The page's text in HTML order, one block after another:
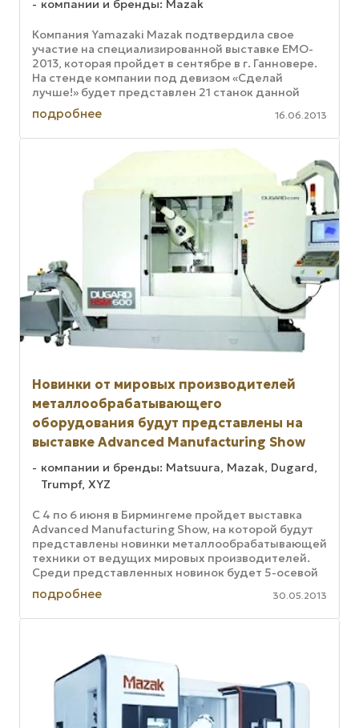
компании и бренды: Mazak
Компания Yamazaki Mazak подтвердила свое
участие на специализированной выставке EMO-
2013, которая пройдет в сентябре в г. Ганновере.
На стенде компании под девизом «Сделай
лучше!» будет представлен 21 станок данной
компании. Компания Yamazaki Mazak ...
подробнее 16.06.2013
Новинки от мировых производителей
металлообрабатывающего
оборудования будут представлены на
выставке Advanced Manufacturing Show
компании и бренды: Matsuura, Mazak, Dugard,
Trumpf, XYZ
С 4 по 6 июня в Бирмингеме пройдет выставка
Advanced Manufacturing Show, на которой будут
представлены новинки металлообрабатывающей
техники от ведущих мировых производителей.
Среди представленных новинок будет 5-осевой
обрабатывающий центр для ...
подробнее 30.05.2013